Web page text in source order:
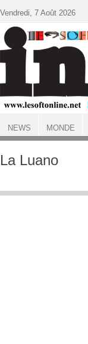
ACCUEIL
La Luano
Vendredi, 7 Août 2026
NEWS MONDE